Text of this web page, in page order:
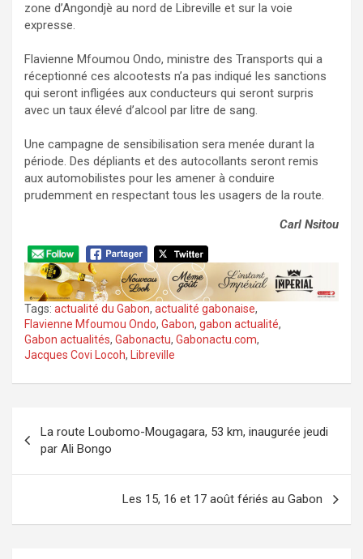
zone d’Angondjè au nord de Libreville et sur la voie
expresse.
Flavienne Mfoumou Ondo, ministre des Transports qui a
réceptionné ces alcootests n’a pas indiqué les sanctions
qui seront infligées aux conducteurs qui seront surpris
avec un taux élevé d’alcool par litre de sang.
Une campagne de sensibilisation sera menée durant la
période. Des dépliants et des autocollants seront remis
aux automobilistes pour les amener à conduire
prudemment en respectant tous les usagers de la route.
Carl Nsitou
Tags: actualité du Gabon, actualité gabonaise,
Flavienne Mfoumou Ondo, Gabon, gabon actualité,
Gabon actualités, Gabonactu, Gabonactu.com,
Jacques Covi Locoh, Libreville
de
l’article
La route Loubomo-Mougagara, 53 km, inaugurée jeudi
par Ali Bongo
Les 15, 16 et 17 août fériés au Gabon